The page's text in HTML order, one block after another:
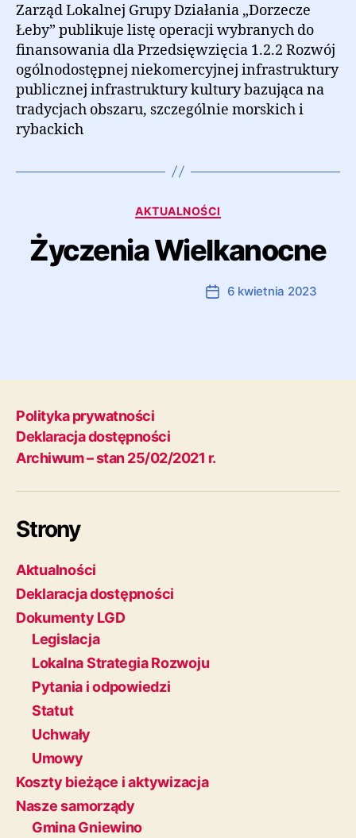
Zarząd Lokalnej Grupy Działania „Dorzecze
Łeby” publikuje listę operacji wybranych do
finansowania dla Przedsięwzięcia 1.2.2 Rozwój
ogólnodostępnej niekomercyjnej infrastruktury
publicznej infrastruktury kultury bazująca na
tradycjach obszaru, szczególnie morskich i
rybackich
Kategorie
AKTUALNOŚCI
Życzenia Wielkanocne
Data6 kwietnia 2023
Polityka prywatności
Deklaracja dostępności
Archiwum – stan 25/02/2021 r.
Strony
Aktualności
Deklaracja dostępności
Dokumenty LGD
Legislacja
Lokalna Strategia Rozwoju
Pytania i odpowiedzi
Statut
Uchwały
Umowy
Koszty bieżące i aktywizacja
Nasze samorządy
Gmina Gniewino